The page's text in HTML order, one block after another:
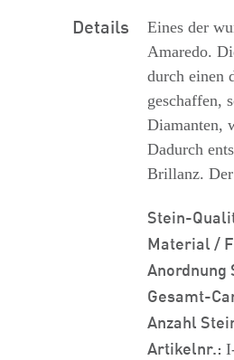
Details
Eines der
Amaredo.
durch einen
geschaffen,
Diamanten,
Dadurch
Brillanz.
Stein-
Material /
Anordnung
Gesamt-
Anzahl
Artikelnr.: